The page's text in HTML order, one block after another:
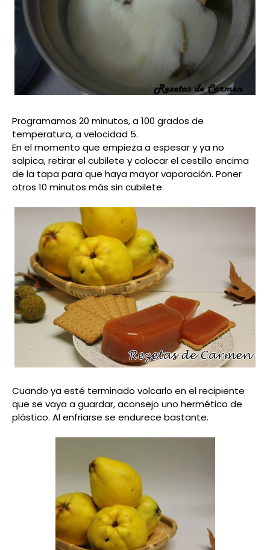
Programamos 20 minutos, a 100 grados de
temperatura, a velocidad 5.
En el momento que empieza a espesar y ya no
salpica, retirar el cubilete y colocar el cestillo encima
de la tapa para que haya mayor vaporación. Poner
otros 10 minutos más sin cubilete.
Cuando ya esté terminado volcarlo en el recipiente
que se vaya a guardar, aconsejo uno hermético de
plástico. Al enfriarse se endurece bastante.